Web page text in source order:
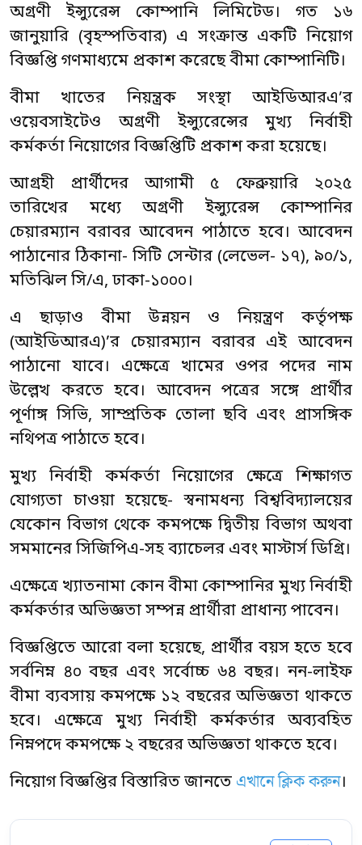
অগ্রণী ইন্স্যুরেন্স কোম্পানি লিমিটেড। গত ১৬
জানুয়ারি (বৃহস্পতিবার) এ সংক্রান্ত একটি নিয়োগ
বিজ্ঞপ্তি গণমাধ্যমে প্রকাশ করেছে বীমা কোম্পানিটি।
বীমা খাতের নিয়ন্ত্রক সংস্থা আইডিআরএ’র
ওয়েবসাইটেও অগ্রণী ইন্স্যুরেন্সের মুখ্য নির্বাহী
কর্মকর্তা নিয়োগের বিজ্ঞপ্তিটি প্রকাশ করা হয়েছে।
আগ্রহী প্রার্থীদের আগামী ৫ ফেব্রুয়ারি ২০২৫
তারিখের মধ্যে অগ্রণী ইন্স্যুরেন্স কোম্পানির
চেয়ারম্যান বরাবর আবেদন পাঠাতে হবে। আবেদন
পাঠানোর ঠিকানা- সিটি সেন্টার (লেভেল- ১৭), ৯০/১,
মতিঝিল সি/এ, ঢাকা-১০০০।
এ ছাড়াও বীমা উন্নয়ন ও নিয়ন্ত্রণ কর্তৃপক্ষ
(আইডিআরএ)’র চেয়ারম্যান বরাবর এই আবেদন
পাঠানো যাবে। এক্ষেত্রে খামের ওপর পদের নাম
উল্লেখ করতে হবে। আবেদন পত্রের সঙ্গে প্রার্থীর
পূর্ণাঙ্গ সিভি, সাম্প্রতিক তোলা ছবি এবং প্রাসঙ্গিক
নথিপত্র পাঠাতে হবে।
মুখ্য নির্বাহী কর্মকর্তা নিয়োগের ক্ষেত্রে শিক্ষাগত
যোগ্যতা চাওয়া হয়েছে- স্বনামধন্য বিশ্ববিদ্যালয়ের
যেকোন বিভাগ থেকে কমপক্ষে দ্বিতীয় বিভাগ অথবা
সমমানের সিজিপিএ-সহ ব্যাচেলর এবং মাস্টার্স ডিগ্রি।
এক্ষেত্রে খ্যাতনামা কোন বীমা কোম্পানির মুখ্য নির্বাহী
কর্মকর্তার অভিজ্ঞতা সম্পন্ন প্রার্থীরা প্রাধান্য পাবেন।
বিজ্ঞপ্তিতে আরো বলা হয়েছে, প্রার্থীর বয়স হতে হবে
সর্বনিম্ন ৪০ বছর এবং সর্বোচ্চ ৬৪ বছর। নন-লাইফ
বীমা ব্যবসায় কমপক্ষে ১২ বছরের অভিজ্ঞতা থাকতে
হবে। এক্ষেত্রে মুখ্য নির্বাহী কর্মকর্তার অব্যবহিত
নিম্নপদে কমপক্ষে ২ বছরের অভিজ্ঞতা থাকতে হবে।
নিয়োগ বিজ্ঞপ্তির বিস্তারিত জানতে এখানে ক্লিক করুন।